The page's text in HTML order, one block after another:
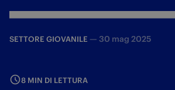
SETTORE GIOVANILE — 30 mag 2025
8 MIN DI LETTURA